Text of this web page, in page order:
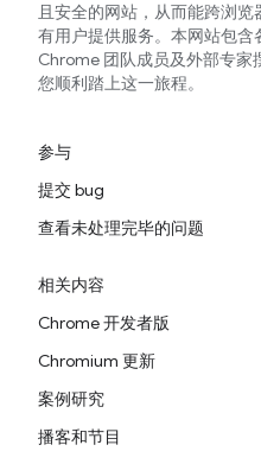
且安全的网站，从而能跨浏览
有用户提供服务。本网站包含
Chrome 团队成员及外部专家
您顺利踏上这一旅程。
参与
提交 bug
查看未处理完毕的问题
相关内容
Chrome 开发者版
Chromium 更新
案例研究
播客和节目